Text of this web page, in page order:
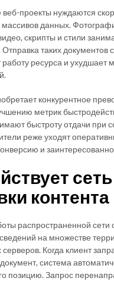
проекты нуждаются
массивов данных.
скрипты и стили
Отправка таких документов
работу ресурса и ухудшает
конкурентное
метрик
быстроту отдачи при
реже уходят
и
сеть
контента
распространенной сети
на множестве
Когда клиент
система
позицию. Запрос